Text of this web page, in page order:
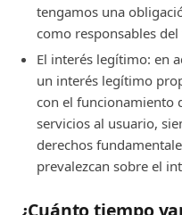
tengamos una
como responsables
El interés legítimo: en
un interés legítimo
con el funcionamiento
servicios al usuario,
derechos
prevalezcan sobre el
¿Cuánto tiempo